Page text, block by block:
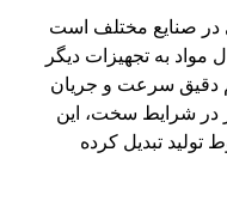
در صنایع مختلف است
مواد به تجهیزات دیگر
دقیق سرعت و جریان
در شرایط سخت، این
تولید تبدیل کرده